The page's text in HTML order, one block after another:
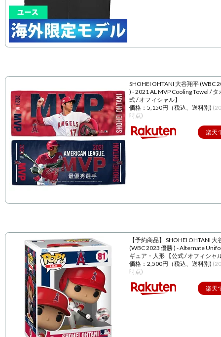
SHOHEI OHTANI 大谷翔平 (WBC
) - 2021 AL MVP Cooling Towel / タ
式 / オフィシャル】
価格：5,150円（税込、送料別)
時点)
楽天
【予約商品】 SHOHEI OHTANI 大
(WBC 2023 優勝 ) - Alternate
ギュア・人形 【公式 / オフィシャ
価格：2,500円（税込、送料別)
時点)
楽天